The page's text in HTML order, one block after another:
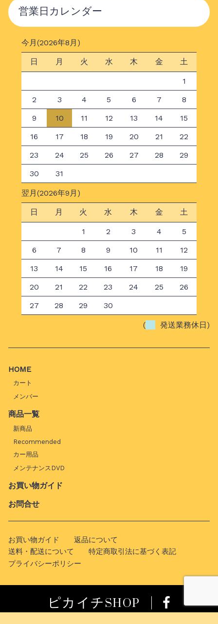
営業日カレンダー
今月(2026年8月)
日 月 火 水 木 金 土
1
2
3 4 5 6 7
8
9
10 11 12 13 14
15
16
17 18 19 20 21
22
23
24 25 26 27 28
29
30
31
翌月(2026年9月)
日 月 火 水 木 金 土
1 2 3 4
5
6
7 8 9 10 11
12
13
14 15 16 17 18
19
20
21 22 23 24 25
26
27
28 29 30
( 発送業務休日)
HOME
カート
メンバー
商品一覧
新商品
Recommended
カー用品
メンテナンスDVD
お買い物ガイド
お問合せ
お買い物ガイド
返品について
送料・配送について
特定商取引法に基づく表記
プライバシーポリシー
ピカイチSHOP